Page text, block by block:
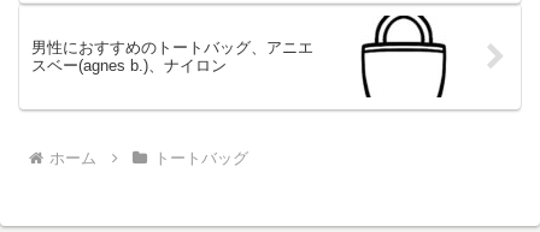
男性におすすめのトートバッグ、アニエ
スベー(agnes b.)、ナイロン
ホーム トートバッグ